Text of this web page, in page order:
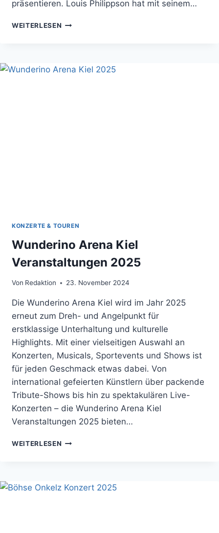
präsentieren. Louis Philippson hat mit seinem…
WEITERLESEN LOUIS
TOUR
2025
KONZERTE & TOUREN
Wunderino Arena Kiel
Veranstaltungen 2025
Von Redaktion 23. November 2024
Die Wunderino Arena Kiel wird im Jahr 2025
erneut zum Dreh- und Angelpunkt für
erstklassige Unterhaltung und kulturelle
Highlights. Mit einer vielseitigen Auswahl an
Konzerten, Musicals, Sportevents und Shows ist
für jeden Geschmack etwas dabei. Von
international gefeierten Künstlern über packende
Tribute-Shows bis hin zu spektakulären Live-
Konzerten – die Wunderino Arena Kiel
Veranstaltungen 2025 bieten…
WEITERLESEN WUNDERINO
2025